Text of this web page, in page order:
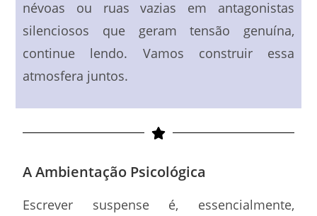
névoas ou ruas vazias em antagonistas
silenciosos que geram tensão genuína,
continue lendo. Vamos construir essa
atmosfera juntos.
A Ambientação Psicológica
Escrever suspense é, essencialmente,